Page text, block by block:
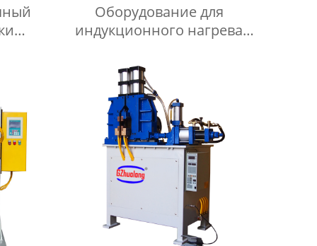
Оборудование для
индукционного нагрева